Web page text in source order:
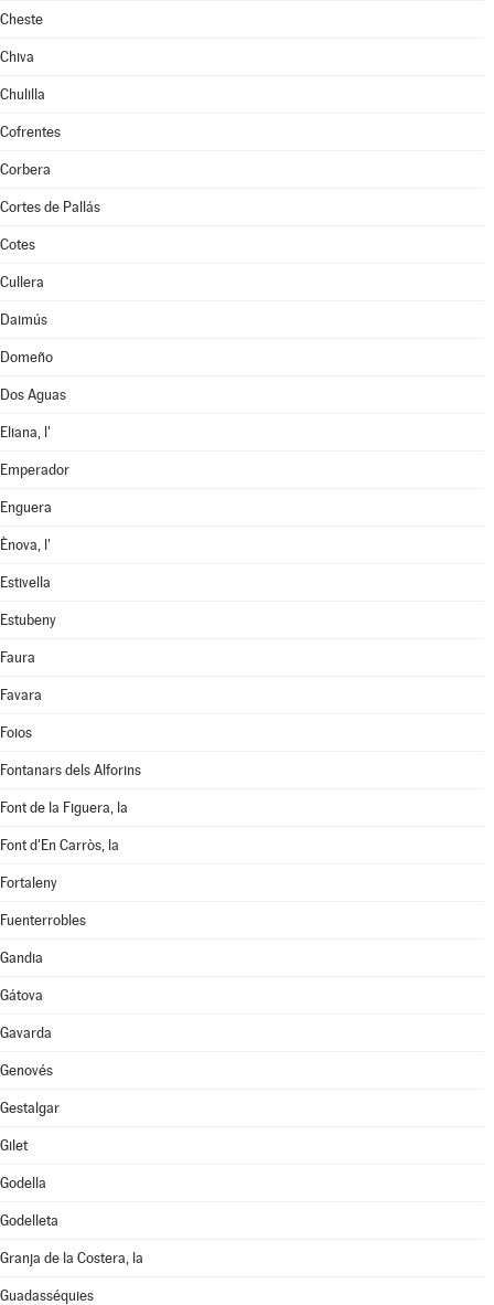
Cheste
Chiva
Chulilla
Cofrentes
Corbera
Cortes de Pallás
Cotes
Cullera
Daimús
Domeño
Dos Aguas
Eliana, l'
Emperador
Enguera
Ènova, l'
Estivella
Estubeny
Faura
Favara
Foios
Fontanars dels Alforins
Font de la Figuera, la
Font d'En Carròs, la
Fortaleny
Fuenterrobles
Gandia
Gátova
Gavarda
Genovés
Gestalgar
Gilet
Godella
Godelleta
Granja de la Costera, la
Guadasséquies